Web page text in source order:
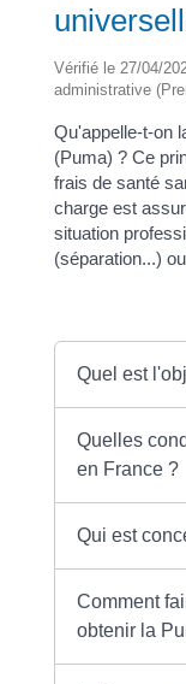
Vérifié le 27/04/
administrative
Qu'appelle-t-on
(Puma) ? Ce
frais de santé
charge est
situation
(séparation...)
Quel est
Quelles
en France ?
Qui est
Comment
obtenir la